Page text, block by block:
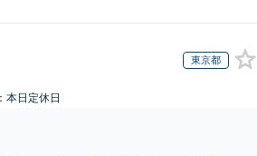
東京都
本日定休日